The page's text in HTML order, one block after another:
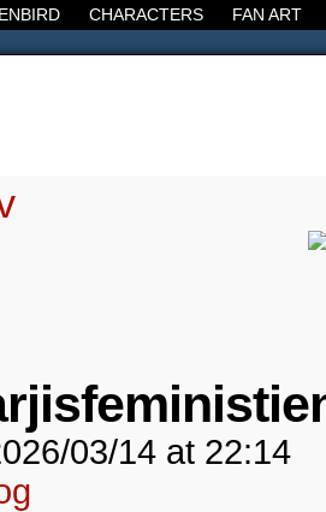
CHARACTERS FAN ART
03/14 at 22:14